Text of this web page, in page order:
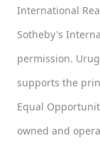
International
Sotheby's
permission.
supports the
Equal
owned and